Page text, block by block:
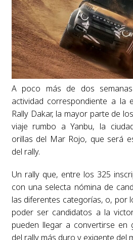
A poco más de dos
actividad correspondiente a la
Rally Dakar, la mayor parte de
viaje rumbo a Yanbu, la
orillas del Mar Rojo, que será
del rally.
Un rally que, entre los 325
con una selecta nómina de
las diferentes categorías, o, por
poder ser candidatos a la
pueden llegar a convertirse en
del rally más duro y exigente del